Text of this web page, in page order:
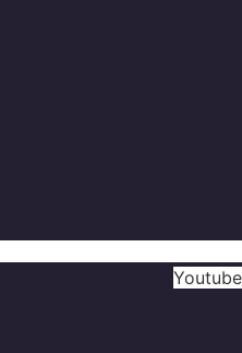
Youtube